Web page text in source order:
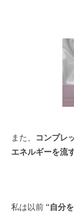
また、 コンプレ
エネルギーを流
私は以前 “自分